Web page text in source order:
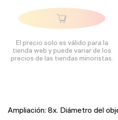
El precio solo es válido para la
tienda web y puede variar de los
precios de las tiendas minoristas.
Ampliación: 8x. Diámetro del